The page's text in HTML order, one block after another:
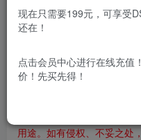
本站付费资源为网络虚拟
载及登录回复下载，都为
得！
本站所有内容来自互联网收
用途。如有侵权、不妥之处
现在只需要199元，可享受
还在！
点击会员中心进行在线充值
价！先买先得！